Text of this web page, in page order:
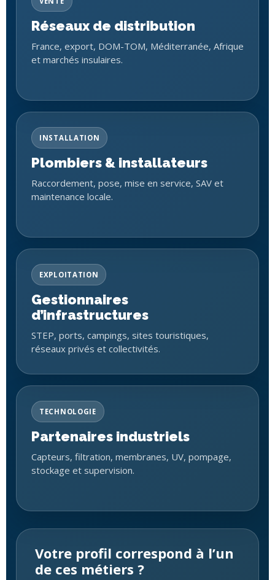
Réseaux de distribution
France, export, DOM-TOM, Méditerranée, Afrique
et marchés insulaires.
INSTALLATION
Plombiers & installateurs
Raccordement, pose, mise en service, SAV et
maintenance locale.
EXPLOITATION
Gestionnaires
d’infrastructures
STEP, ports, campings, sites touristiques,
réseaux privés et collectivités.
TECHNOLOGIE
Partenaires industriels
Capteurs, filtration, membranes, UV, pompage,
stockage et supervision.
Votre profil correspond à l’un
de ces métiers ?